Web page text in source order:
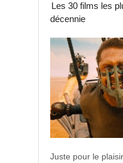
Les 30 films les
décennie
Juste pour le